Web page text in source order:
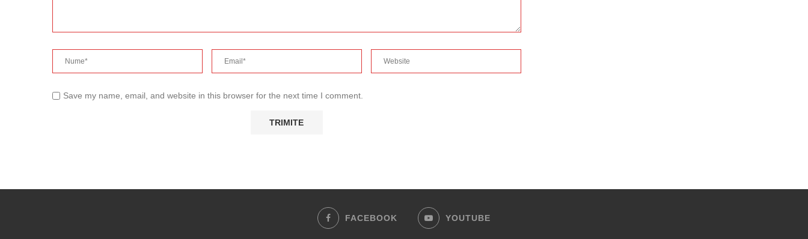
Save my name, email, and website in this browser for the next time I comment.
FACEBOOK YOUTUBE